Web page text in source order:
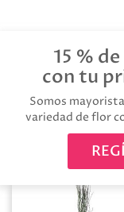
15 %
con tu
Somos
variedad de flor